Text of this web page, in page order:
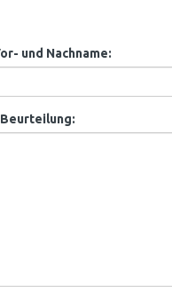
und Nachname: